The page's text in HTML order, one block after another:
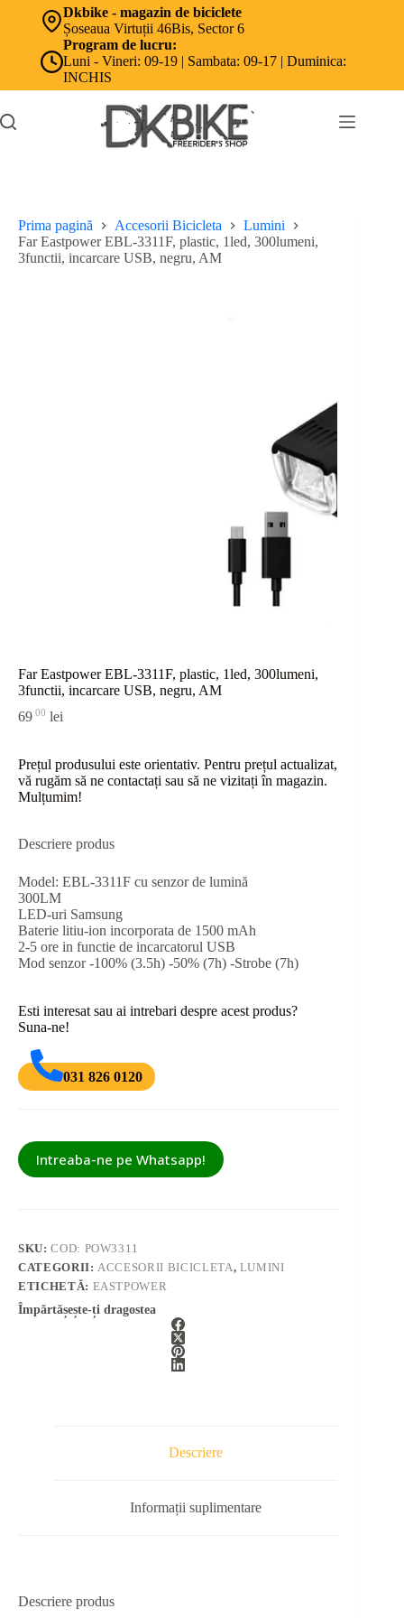
Dkbike - magazin de biciclete
Șoseaua Virtuții 46Bis, Sector 6
Program de lucru:
Luni - Vineri: 09-19 | Sambata: 09-17 | Duminica:
INCHIS
Prima pagină Accesorii Bicicleta
Lumini
Far Eastpower EBL-3311F, plastic, 1led, 300lumeni,
3functii, incarcare USB, negru, AM
Far Eastpower EBL-3311F, plastic, 1led, 300lumeni,
3functii, incarcare USB, negru, AM
69 00 lei
Prețul produsului este orientativ. Pentru prețul actualizat,
vă rugăm să ne contactați sau să ne vizitați în magazin.
Mulțumim!
Descriere produs
Model: EBL-3311F cu senzor de lumină
300LM
LED-uri Samsung
Baterie litiu-ion incorporata de 1500 mAh
2-5 ore in functie de incarcatorul USB
Mod senzor -100% (3.5h) -50% (7h) -Strobe (7h)
Esti interesat sau ai intrebari despre acest produs?
Suna-ne!
031 826 0120
Intreaba-ne pe Whatsapp!
SKU:COD: POW3311
CATEGORII: ACCESORII BICICLETA, LUMINI
ETICHETĂ: EASTPOWER
Împărtășește-ți dragostea
Descriere
Informații suplimentare
Descriere produs